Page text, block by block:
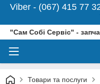
Viber - (067) 415 77
"Сам Собі Сервіс" -
Товари та послуги